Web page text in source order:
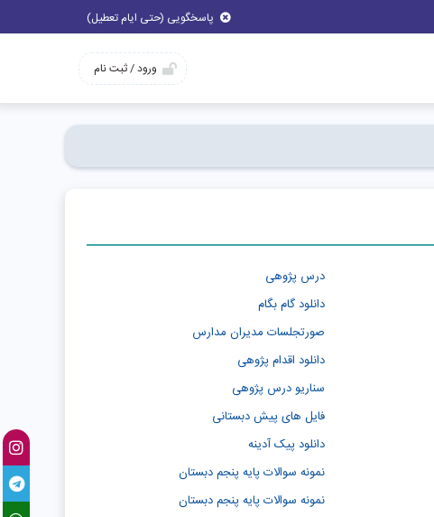
پاسخگویی (حتی ایام تعطیل)
ورود / ثبت نام
درس پژوهی
دانلود گام بگام
صورتجلسات مدیران مدارس
دانلود اقدام پژوهی
سناریو درس پژوهی
فایل های پیش دبستانی
دانلود پیک آدینه
نمونه سوالات پایه پنجم دبستان
نمونه سوالات پایه پنجم دبستان